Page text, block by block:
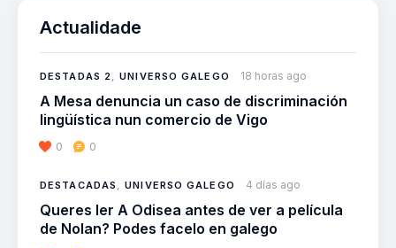
Actualidade
DESTADAS 2,UNIVERSO GALEGO 18 horas ago
A Mesa denuncia un caso de discriminación
lingüística nun comercio de Vigo
0 0
DESTACADAS ,UNIVERSO GALEGO 4 días ago
Queres ler A Odisea antes de ver a película
de Nolan? Podes facelo en galego